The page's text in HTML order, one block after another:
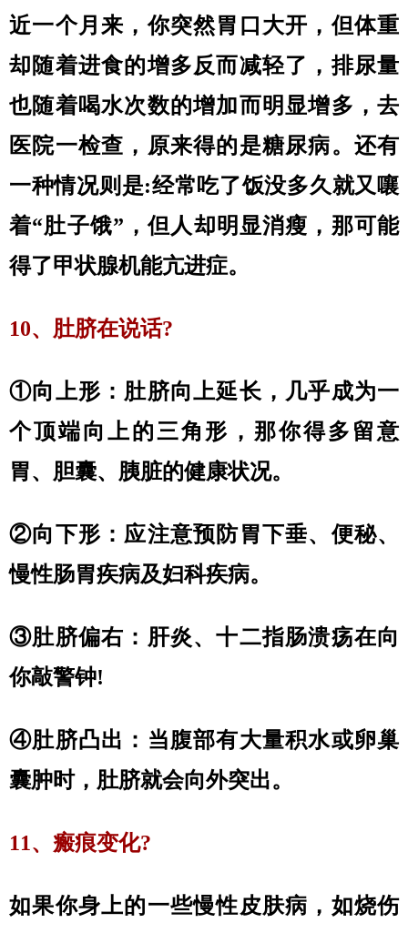
近一个月来，你突然胃口大开，但体重
却随着进食的增多反而减轻了，排尿量
也随着喝水次数的增加而明显增多，去
医院一检查，原来得的是糖尿病。还有
一种情况则是:经常吃了饭没多久就又嚷
着“肚子饿”，但人却明显消瘦，那可能
得了甲状腺机能亢进症。
10、肚脐在说话?
①向上形：肚脐向上延长，几乎成为一
个顶端向上的三角形，那你得多留意
胃、胆囊、胰脏的健康状况。
②向下形：应注意预防胃下垂、便秘、
慢性肠胃疾病及妇科疾病。
③肚脐偏右：肝炎、十二指肠溃疡在向
你敲警钟!
④肚脐凸出：当腹部有大量积水或卵巢
囊肿时，肚脐就会向外突出。
11、瘢痕变化?
如果你身上的一些慢性皮肤病，如烧伤